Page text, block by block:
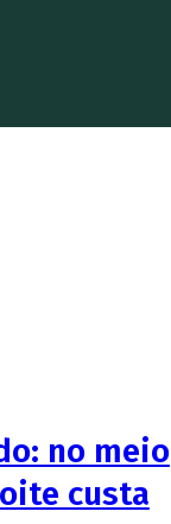
no meio
custa